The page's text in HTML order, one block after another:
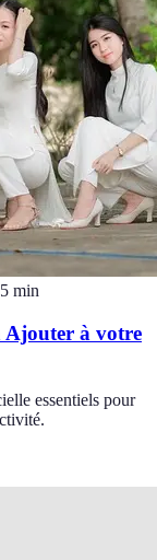
5 min
Ajouter à votre
essentiels pour